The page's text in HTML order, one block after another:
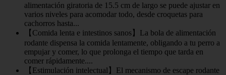
alimentación giratoria de 15.5 cm de largo se puede ajustar en
varios niveles para acomodar todo, desde croquetas para
cachorros hasta...
【Comida lenta e intestinos sanos】La bola de alimentación
rodante dispensa la comida lentamente, obligando a tu perro a
empujar y comer, lo que prolonga el tiempo que tarda en
comer rápidamente....
【Estimulación intelectual】El mecanismo de escape rodante